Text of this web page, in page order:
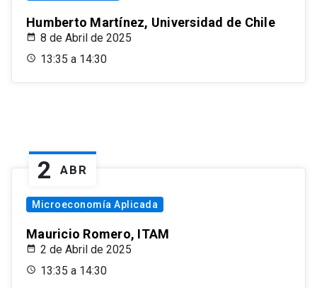
Humberto Martínez, Universidad de Chile
8 de Abril de 2025
13:35 a 14:30
2 ABR
Microeconomía Aplicada
Mauricio Romero, ITAM
2 de Abril de 2025
13:35 a 14:30